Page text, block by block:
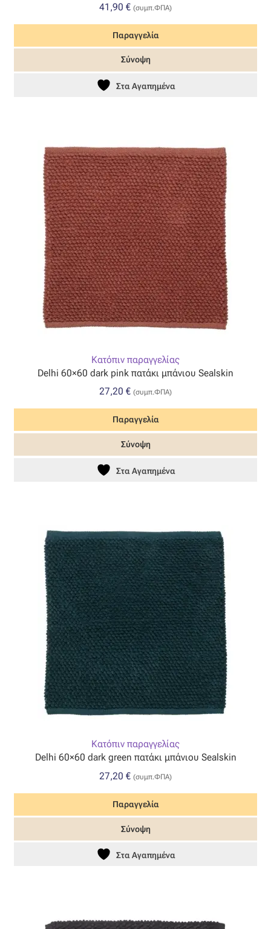
Οργάντζα ντεβορέ
Οργάντζα τσαλακωτή
Ταφτάς μεταξωτός
Τζιν
Τρεβίρα
Υφαντό
Φιλ-κουπέ
Φλάμα
Ψάθα
Όροι Χρήσης
ΠΙΣΤΟΠΟΙΗΣΕΙΣ ΧΑΛΙΩΝ COLORE COLORI
41,90 € (συμπ.ΦΠΑ)
Παραγγελία
Σύνοψη
Στα Αγαπημένα
Κατόπιν παραγγελίας
Delhi 60×60 dark pink πατάκι μπάνιου Sealskin
27,20 € (συμπ.ΦΠΑ)
Παραγγελία
Σύνοψη
Στα Αγαπημένα
Κατόπιν παραγγελίας
Delhi 60×60 dark green πατάκι μπάνιου Sealskin
27,20 € (συμπ.ΦΠΑ)
Παραγγελία
Σύνοψη
Στα Αγαπημένα